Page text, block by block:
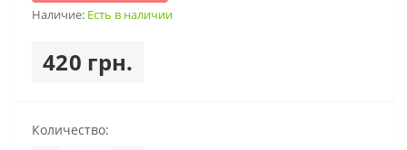
Наличие: Есть в наличии
420 грн.
Количество: